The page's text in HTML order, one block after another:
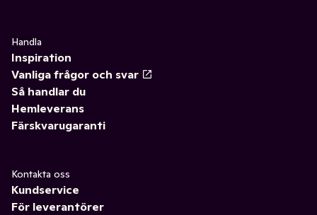
Handla
Inspiration
Vanliga frågor och svar
Så handlar du
Hemleverans
Färskvarugaranti
Kontakta oss
Kundservice
För leverantörer